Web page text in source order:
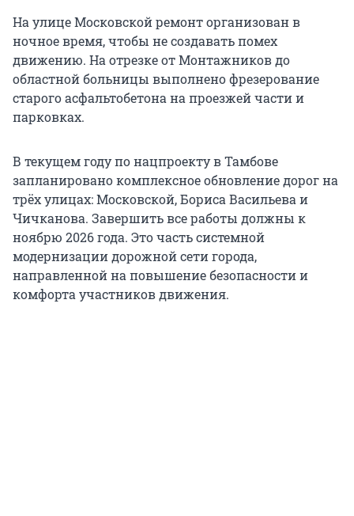
На улице Московской ремонт организован в
ночное время, чтобы не создавать помех
движению. На отрезке от Монтажников до
областной больницы выполнено фрезерование
старого асфальтобетона на проезжей части и
парковках.
В текущем году по нацпроекту в Тамбове
запланировано комплексное обновление дорог на
трёх улицах: Московской, Бориса Васильева и
Чичканова. Завершить все работы должны к
ноябрю 2026 года. Это часть системной
модернизации дорожной сети города,
направленной на повышение безопасности и
комфорта участников движения.